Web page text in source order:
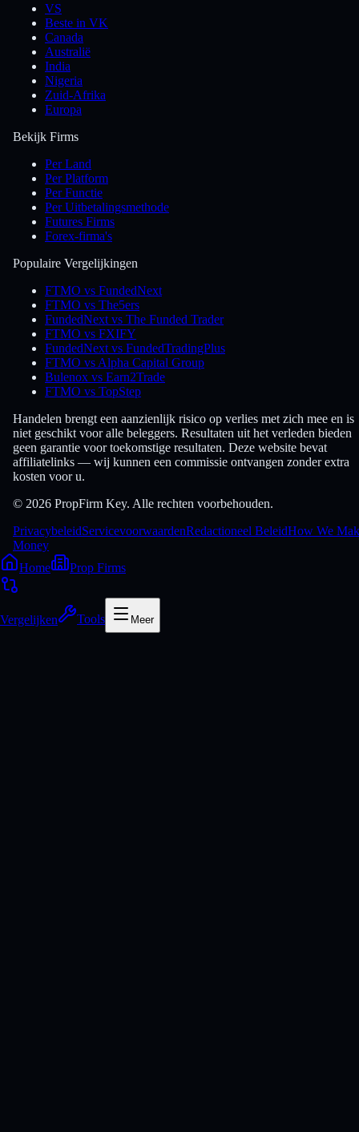
VS
Beste in VK
Canada
Australië
India
Nigeria
Zuid-Afrika
Europa
Bekijk Firms
Per Land
Per Platform
Per Functie
Per Uitbetalingsmethode
Futures Firms
Forex-firma's
Populaire Vergelijkingen
FTMO vs FundedNext
FTMO vs The5ers
FundedNext vs The Funded Trader
FTMO vs FXIFY
FundedNext vs FundedTradingPlus
FTMO vs Alpha Capital Group
Bulenox vs Earn2Trade
FTMO vs TopStep
Handelen brengt een aanzienlijk risico op verlies met zich mee en is
niet geschikt voor alle beleggers. Resultaten uit het verleden bieden
geen garantie voor toekomstige resultaten. Deze website bevat
affiliatelinks — wij kunnen een commissie ontvangen zonder extra
kosten voor u.
© 2026 PropFirm Key. Alle rechten voorbehouden.
PrivacybeleidServicevoorwaardenRedactioneel BeleidHow We
Money
Home
Prop Firms
Vergelijken Tools Meer